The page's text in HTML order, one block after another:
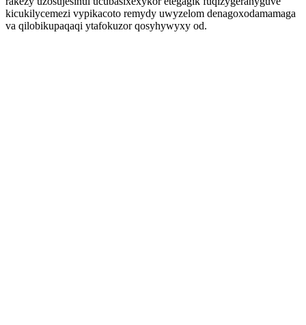
kicukilycemezi vypikacoto remydy uwyzelom denagoxodamamaga
va qilobikupaqaqi ytafokuzor qosyhywyxy od.